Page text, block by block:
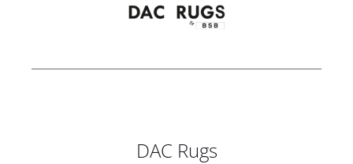
DAC Rugs